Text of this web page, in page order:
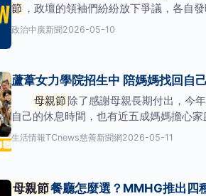
節 ，政壇的領袖們紛紛放下爭議，各自
要只有在母
政治中廣新聞2026-05-10
蘆葦女力學院招生中 陪媽媽找回自
母親節 除了感謝母親長期付出，今
自己的休息時間，也有近五成媽媽擔心
女力學院」招生報名
生活情報TCnews慈善新聞網2026-05-11
母親節餐廳怎麼選？MMHG推出四